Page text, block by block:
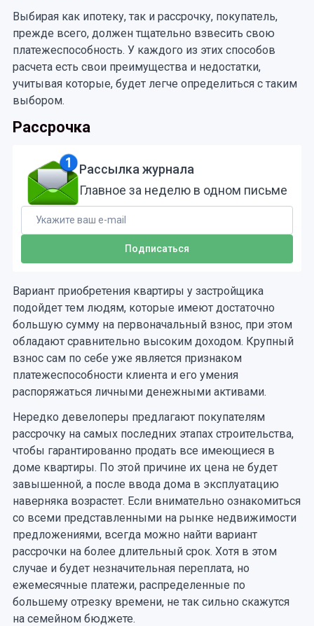
Выбирая как ипотеку, так и рассрочку, покупатель,
прежде всего, должен тщательно взвесить свою
платежеспособность. У каждого из этих способов
расчета есть свои преимущества и недостатки,
учитывая которые, будет легче определиться с таким
выбором.
Рассрочка
Рассылка журнала
Главное за неделю в одном письме
Вариант приобретения квартиры у застройщика
подойдет тем людям, которые имеют достаточно
большую сумму на первоначальный взнос, при этом
обладают сравнительно высоким доходом. Крупный
взнос сам по себе уже является признаком
платежеспособности клиента и его умения
распоряжаться личными денежными активами.
Нередко девелоперы предлагают покупателям
рассрочку на самых последних этапах строительства,
чтобы гарантированно продать все имеющиеся в
доме квартиры. По этой причине их цена не будет
завышенной, а после ввода дома в эксплуатацию
наверняка возрастет. Если внимательно ознакомиться
со всеми представленными на рынке недвижимости
предложениями, всегда можно найти вариант
рассрочки на более длительный срок. Хотя в этом
случае и будет незначительная переплата, но
ежемесячные платежи, распределенные по
большему отрезку времени, не так сильно скажутся
на семейном бюджете.